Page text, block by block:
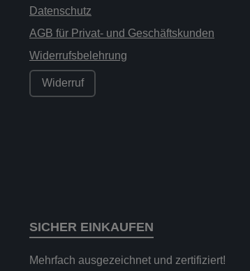
Datenschutz
AGB für Privat- und Geschäftskunden
Widerrufsbelehrung
Widerruf
SICHER EINKAUFEN
Mehrfach ausgezeichnet und zertifiziert!